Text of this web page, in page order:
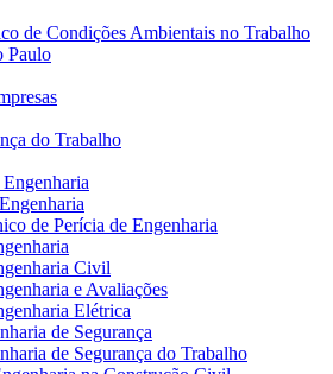
de Condições Ambientais no Trabalho
Paulo
do Trabalho
de Perícia de Engenharia
Civil
e Avaliações
Elétrica
de Segurança
de Segurança do Trabalho